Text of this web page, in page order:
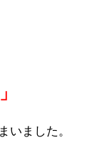
いました。